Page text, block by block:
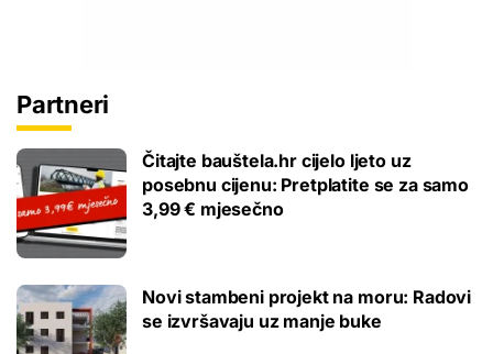
Partneri
Čitajte bauštela.hr cijelo ljeto uz
posebnu cijenu: Pretplatite se za samo
3,99 € mjesečno
Novi stambeni projekt na moru: Radovi
se izvršavaju uz manje buke